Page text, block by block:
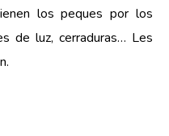
los peques por los
de luz, cerraduras… Les